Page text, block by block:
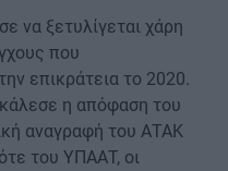
να ξετυλίγεται χάρη
που
επικράτεια το 2020.
η απόφαση του
αναγραφή του ΑΤΑΚ
του ΥΠΑΑΤ, οι